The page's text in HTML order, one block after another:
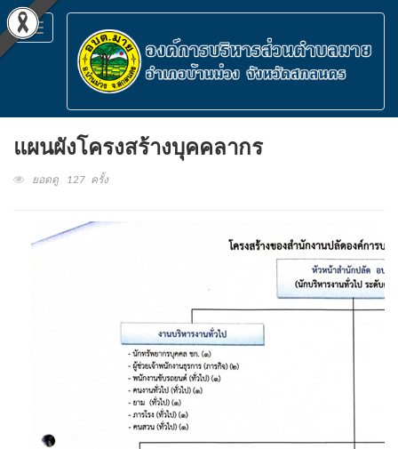
Toggle
navigation
แผนผังโครงสร้างบุคคลากร
ยอดดู 127 ครั้ง